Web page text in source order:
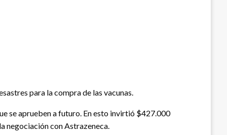
para la compra de las vacunas.
se aprueben a futuro. En esto invirtió $427.000
negociación con Astrazeneca.